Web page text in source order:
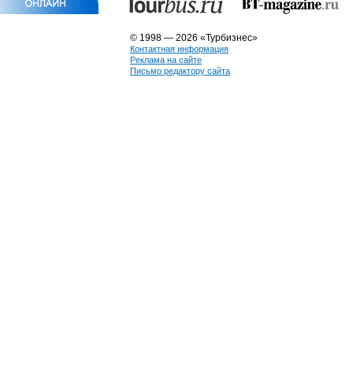
© 1998 — 2026 «Турбизнес»
Контактная информация
Реклама на сайте
Письмо редактору сайта